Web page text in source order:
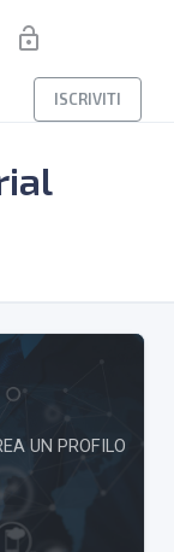
lock_open
ISCRIVITI
UN PROFILO